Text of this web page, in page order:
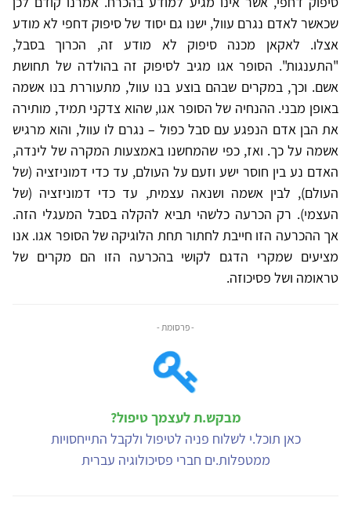
שכאשר לאדם נגרם עוול, ישנו גם יסוד של סיפוק דחפי לא מודע
אצלו. לאקאן מכנה סיפוק לא מודע זה, הכרוך בסבל,
"התענגות". הסופר אגו מגיב לסיפוק זה בהולדה של תחושת
אשם. וכך, במקרים שבהם בוצע בנו עוול, מתעוררת בנו אשמה
באופן מבני. ההנחיה של הסופר אגו, שהוא צדקני תמיד, מותירה
את הבן אדם הנפגע עם סבל כפול – נגרם לו עוול, והוא מרגיש
אשמה על כך. ואז, כפי שהמחשנו באמצעות המקרה של לינדה,
האדם נע בין חוסר ישע וזעם על העולם, עד כדי דמוניזציה (של
העולם), לבין אשמה ושנאה עצמית, עד כדי דמוניזציה (של
העצמי). רק הכרעה כלשהי תביא להקלה בסבל המעגלי הזה.
אך ההכרעה הזו חייבת לחתור תחת הלוגיקה של הסופר אגו. אנו
מציעים שמקרי הדגם לקושי בהכרעה הזו הם מקרים של
טראומה ושל פסיכוזה.
- פרסומת -
מבקש.ת לעצמך טיפול?
כאן תוכל.י לשלוח פניה לטיפול ולקבל התייחסויות
ממטפלות.ים חברי פסיכולוגיה עברית